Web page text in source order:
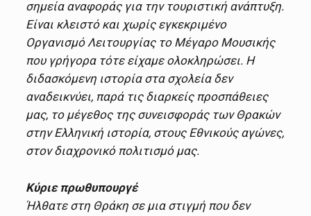
σημεία αναφοράς για την τουριστική ανάπτυξη.
Είναι κλειστό και χωρίς εγκεκριμένο
Οργανισμό Λειτουργίας το Μέγαρο Μουσικής
που γρήγορα τότε είχαμε ολοκληρώσει. Η
διδασκόμενη ιστορία στα σχολεία δεν
αναδεικνύει, παρά τις διαρκείς προσπάθειες
μας, το μέγεθος της συνεισφοράς των Θρακών
στην Ελληνική ιστορία, στους Εθνικούς αγώνες,
στον διαχρονικό πολιτισμό μας.
Κύριε πρωθυπουργέ
Ήλθατε στη Θράκη σε μια στιγμή που δεν